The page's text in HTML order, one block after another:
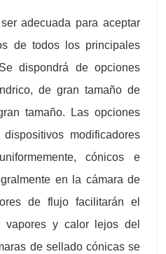
adecuada para aceptar
de todos los principales
dispondrá de opciones
de gran tamaño de
tamaño. Las opciones
modificadores
cónicos e
en la cámara de
de flujo facilitarán el
vapores y calor lejos del
de sellado cónicas se